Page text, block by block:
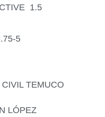
1.5
5
TEMUCO
LÓPEZ